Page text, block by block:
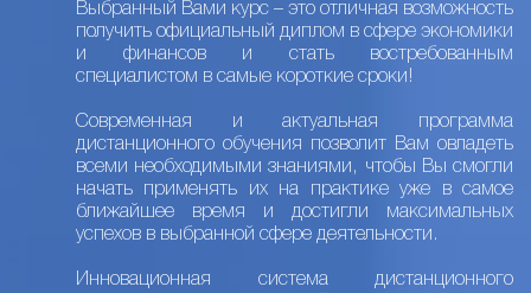
Выбранный Вами курс – это отличная возможность
получить официальный диплом в сфере экономики
и финансов и стать востребованным
специалистом в самые короткие сроки!
Современная и актуальная программа
дистанционного обучения позволит Вам овладеть
всеми необходимыми знаниями, чтобы Вы смогли
начать применять их на практике уже в самое
ближайшее время и достигли максимальных
успехов в выбранной сфере деятельности.
Инновационная система дистанционного